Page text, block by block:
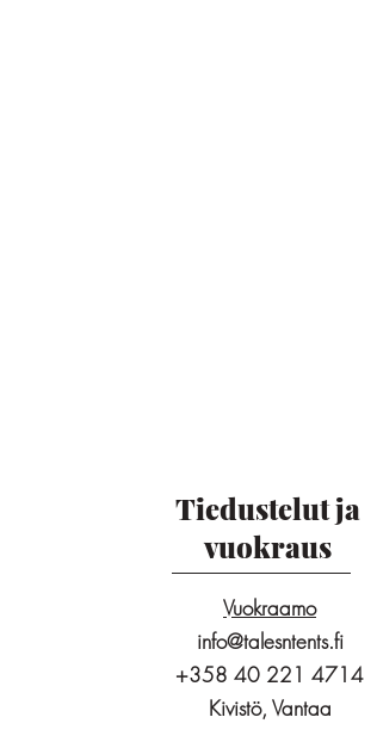
Tiedustelut ja
vuokraus
Vuokraamo
info@talesntents.fi
+358 40 221 4714
Kivistö, Vantaa